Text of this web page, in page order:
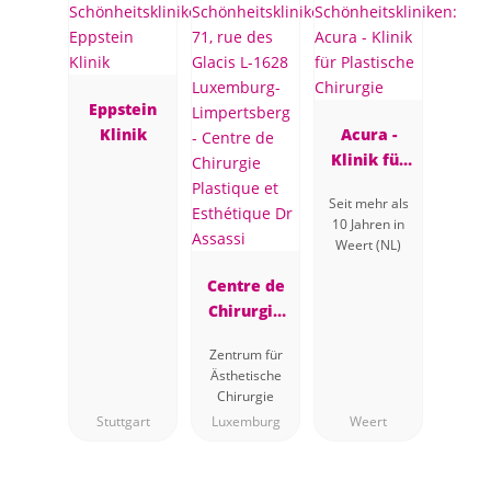
Eppstein
Klinik
Stuttgart
Centre de
Chirurgie
Esthétique
Dr Assassi
Zentrum für
Ästhetische
Chirurgie
Luxemburg
Acura -
Klinik für
Chirurgie
Seit mehr als
10 Jahren in
Weert (NL)
Weert